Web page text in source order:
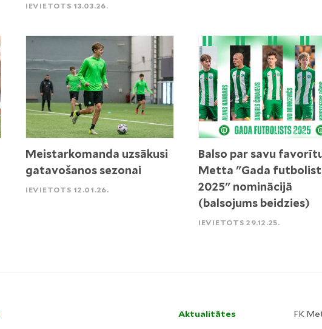
IEVIETOTS 13.03.26.
Meistarkomanda uzsākusi
gatavošanos sezonai
IEVIETOTS 12.01.26.
Balso par savu
Metta "Gada
2025" nominācijā
(balsojums beidzies)
IEVIETOTS 29.12.25.
Aktualitātes
FK